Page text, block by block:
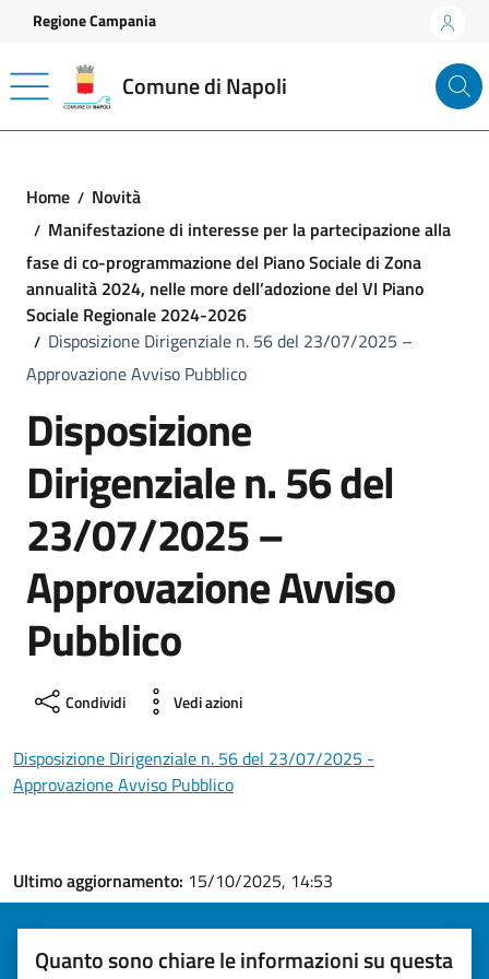
Vai ai contenuti
Vai al footer
Regione Campania
Comune di Napoli
Home
Novità
Manifestazione di interesse per la partecipazione alla
fase di co-programmazione del Piano Sociale di Zona
annualità 2024, nelle more dell’adozione del VI Piano
Sociale Regionale 2024-2026
Disposizione Dirigenziale n. 56 del 23/07/2025 –
Approvazione Avviso Pubblico
Disposizione
Dirigenziale n. 56 del
23/07/2025 –
Approvazione Avviso
Pubblico
Condividi Vedi azioni
Disposizione Dirigenziale n. 56 del 23/07/2025 -
Approvazione Avviso Pubblico
Ultimo aggiornamento: 15/10/2025, 14:53
Quanto sono chiare le informazioni su questa